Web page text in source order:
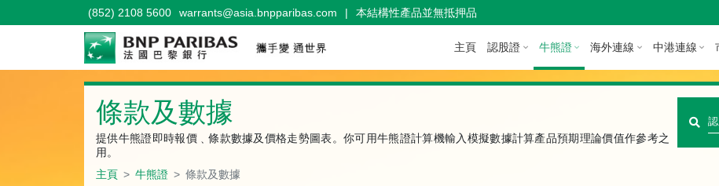
(852) 2108 5600 warrants@asia.bnpparibas.com | 本結構性產品並無抵押品
主頁 認股證 牛熊證 海外連線 中港連線
牛熊證
條款及數據
提供牛熊證即時報價﹑條款數據及價格走勢圖表。你可用牛熊證計算機輸入模擬數據計算產品預期理論價值作參考之
用。
主頁
牛熊證 條款及數據